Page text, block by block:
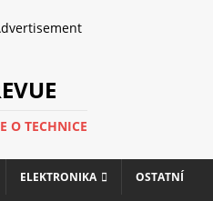
O TECHNICE
ELEKTRONIKA OSTATNÍ